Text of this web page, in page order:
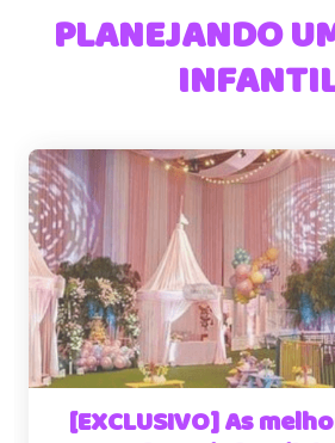
PLANEJANDO
[EXCLUSIVO] As